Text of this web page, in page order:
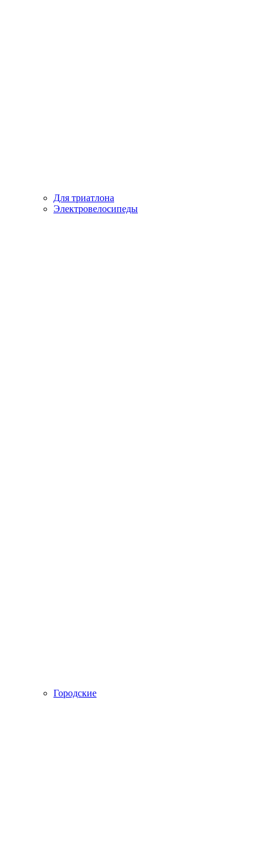
Для триатлона
Электровелосипеды
Городские